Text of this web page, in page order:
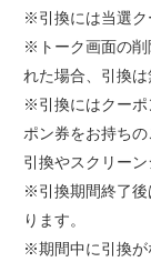
※引換には当選ク
※トーク画面の削
れた場合、引換は
※引換にはクーポ
ポン券をお持ち
引換やスクリー
※引換期間終了後
ります。
※期間中に引換が